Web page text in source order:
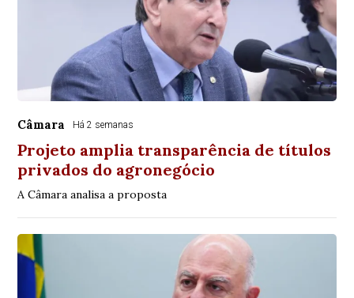
Câmara Há 2 semanas
Projeto amplia transparência de títulos
privados do agronegócio
A Câmara analisa a proposta